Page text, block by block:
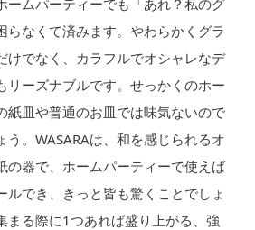
らなくて済みます。やわらかくグラ
けでなく、カラフルでオシャレなデ
リーズナブルです。せっかくのホー
紙皿や普通のお皿では味気ないので
う。WASARAは、和を感じられるオ
の器で、ホームパーティーで使えば
ルでき、きっと皆も驚くことでしょ
まる際に1つあれば盛り上がる、強